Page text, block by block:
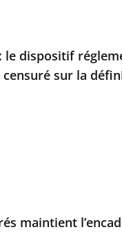
le dispositif
sur la
maintient